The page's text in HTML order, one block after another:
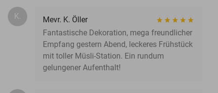
K.
Mevr. K. Öller
Fantastische Dekoration, mega freundlicher
Empfang gestern Abend, leckeres Frühstück
mit toller Müsli-Station. Ein rundum
gelungener Aufenthalt!